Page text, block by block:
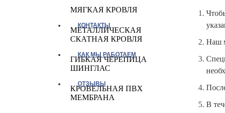
КОНТАКТЫ
КАК МЫ РАБОТАЕМ
ОТЗЫВЫ
МЯГКАЯ КРОВЛЯ
МЕТАЛЛИЧЕСКАЯ
СКАТНАЯ КРОВЛЯ
ГИБКАЯ ЧЕРЕПИЦА
ШИНГЛАС
КРОВЕЛЬНАЯ ПВХ
МЕМБРАНА
Наш
В